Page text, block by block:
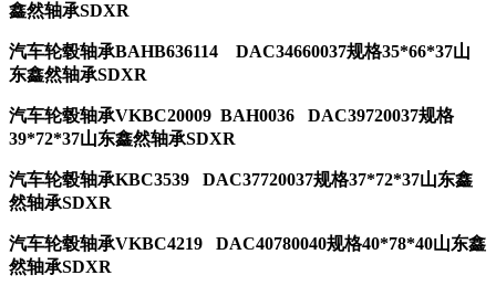
鑫然轴承SDXR
汽车轮毂轴承BAHB636114 DAC34660037规格35*66*37山
东鑫然轴承SDXR
汽车轮毂轴承VKBC20009 BAH0036 DAC39720037规格
39*72*37山东鑫然轴承SDXR
汽车轮毂轴承KBC3539 DAC37720037规格37*72*37山东鑫
然轴承SDXR
汽车轮毂轴承VKBC4219 DAC40780040规格40*78*40山东鑫
然轴承SDXR